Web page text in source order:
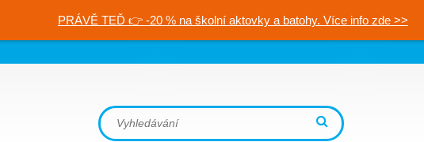
PRÁVĚ TEĎ 👉 -20 % na školní aktovky a batohy. Více info zde >>